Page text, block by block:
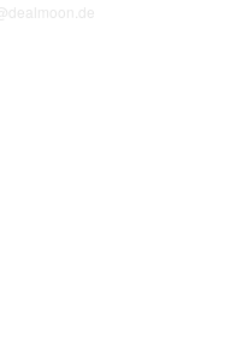
@dealmoon.de